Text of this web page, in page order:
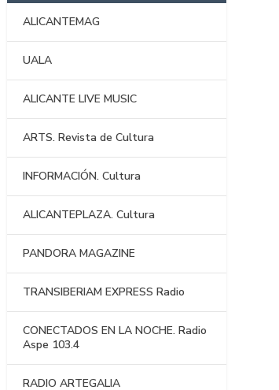
ALICANTEMAG
UALA
ALICANTE LIVE MUSIC
ARTS. Revista de Cultura
INFORMACIÓN. Cultura
ALICANTEPLAZA. Cultura
PANDORA MAGAZINE
TRANSIBERIAM EXPRESS Radio
CONECTADOS EN LA NOCHE. Radio
Aspe 103.4
RADIO ARTEGALIA